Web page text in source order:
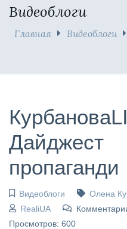
Видеоблоги
Главная Видеоблоги
Дайджест
пропаганди
Видеоблоги
Олена
RealiUA
Просмотров: 600